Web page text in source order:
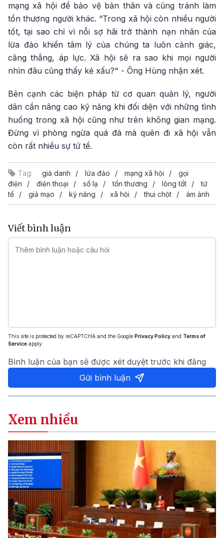
mạng xã hội để bảo vệ bản thân và cũng tránh làm
tổn thương người khác. “Trong xã hội còn nhiều người
tốt, tại sao chỉ vì nỗi sợ hãi trở thành nạn nhân của
lừa đảo khiến tâm lý của chúng ta luôn cảnh giác,
căng thẳng, áp lực. Xã hội sẽ ra sao khi mọi người
nhìn đâu cũng thấy kẻ xấu?" - Ông Hùng nhận xét.
Bên cạnh các biện pháp từ cơ quan quản lý, người
dân cần nâng cao kỹ năng khi đối diện với những tình
huống trong xã hội cũng như trên không gian mạng.
Đừng vì phòng ngừa quá đà mà quên đi xã hội vẫn
còn rất nhiều sự tử tế.
Tag: giả danh lừa đảo mạng xã hội
gọi
điện
điện thoại số lạ tổn thương lòng tốt
tử
tế
giả mạo kỹ năng xã hội thui chột ám ảnh
Viết bình luận
This site is protected by reCAPTCHA and the Google Privacy Policy and Terms of
Service apply.
Bình luận của bạn sẽ được xét duyệt trước khi đăng
Gửi bình luận
Xem nhiều